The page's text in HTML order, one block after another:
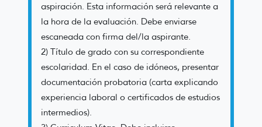
aspiración. Esta información será relevante a
la hora de la evaluación. Debe enviarse
escaneada con firma del/la aspirante.
2) Título de grado con su correspondiente
escolaridad. En el caso de idóneos, presentar
documentación probatoria (carta explicando
experiencia laboral o certificados de estudios
intermedios).